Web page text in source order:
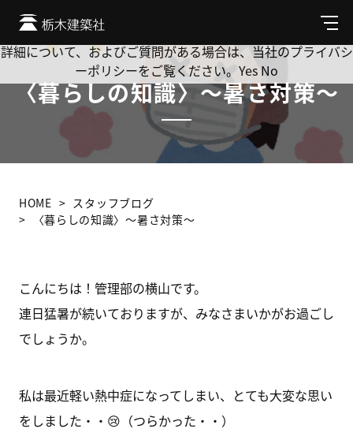
メ
ニ
ュ
〈暮らしの知識〉～暑さ対策～
HOME
スタッフブログ
〈暮らしの知識〉～暑さ対策～
こんにちは！管理部の横山です。
連日猛暑が続いておりますが、みなさまいかがお過ごし
でしょうか。
私は最近軽い熱中症になってしまい、とても大変な思い
をしました・・😢（つらかった・・）
Cookie を使用して、お客様の活動を追跡してもよろしいです
か? 当社ではお客様のプライバシーを極めて重視しています。
詳細について、およびご質問がある場合は、当社のプライバシ
ーポリシーをご覧ください。 Yes No